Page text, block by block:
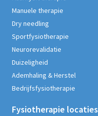
Manuele therapie
Dry needling
Sportfysiotherapie
Neurorevalidatie
Duizeligheid
Ademhaling & Herstel
Bedrijfsfysiotherapie
Fysiotherapie locaties